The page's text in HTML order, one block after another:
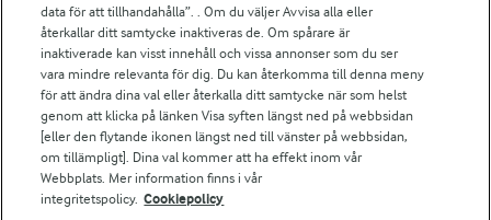
Falbygdens Ost
Arla webbshop
Bildbank
Följ oss
data för att tillhandahålla”. . Om du väljer Avvisa alla eller
återkallar ditt samtycke inaktiveras de. Om spårare är
inaktiverade kan visst innehåll och vissa annonser som du ser
vara mindre relevanta för dig. Du kan återkomma till denna meny
för att ändra dina val eller återkalla ditt samtycke när som helst
genom att klicka på länken Visa syften längst ned på webbsidan
[eller den flytande ikonen längst ned till vänster på webbsidan,
om tillämpligt]. Dina val kommer att ha effekt inom vår
Webbplats. Mer information finns i vår
integritetspolicy. Cookiepolicy